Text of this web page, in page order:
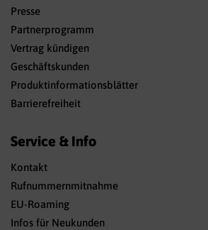
Presse
Partnerprogramm
Vertrag kündigen
Geschäftskunden
Produktinformationsblätter
Barrierefreiheit
Service & Info
Kontakt
Rufnummernmitnahme
EU-Roaming
Infos für Neukunden